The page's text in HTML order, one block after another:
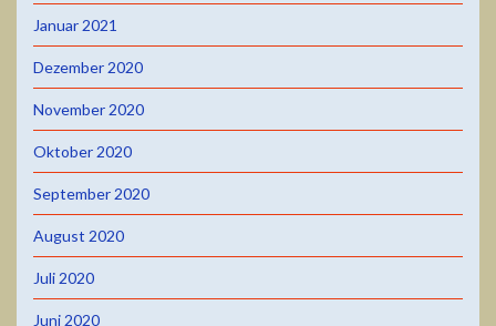
Januar 2021
Dezember 2020
November 2020
Oktober 2020
September 2020
August 2020
Juli 2020
Juni 2020